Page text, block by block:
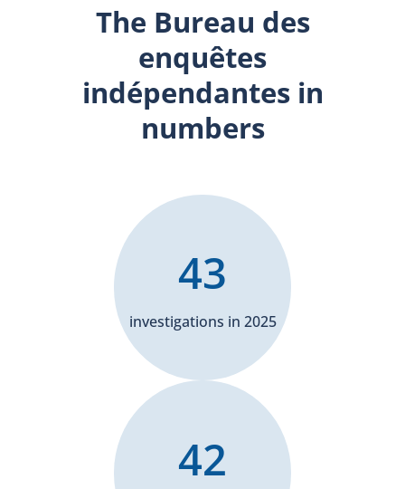
The Bureau des
enquêtes
indépendantes in
numbers
investigations in 2025
43
42